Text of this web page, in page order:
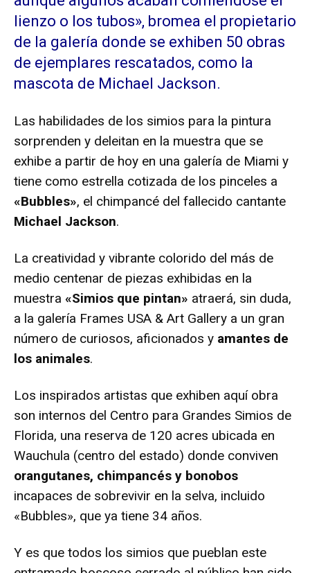
lienzo o los tubos», bromea el propietario
de la galería donde se exhiben 50 obras
de ejemplares rescatados, como la
mascota de Michael Jackson.
Las habilidades de los simios para la pintura
sorprenden y deleitan en la muestra que se
exhibe a partir de hoy en una galería de Miami y
tiene como estrella cotizada de los pinceles a
«Bubbles», el chimpancé del fallecido cantante
Michael Jackson.
La creatividad y vibrante colorido del más de
medio centenar de piezas exhibidas en la
muestra «Simios que pintan» atraerá, sin duda,
a la galería Frames USA & Art Gallery a un gran
número de curiosos, aficionados y amantes de
los animales.
Los inspirados artistas que exhiben aquí obra
son internos del Centro para Grandes Simios de
Florida, una reserva de 120 acres ubicada en
Wauchula (centro del estado) donde conviven
orangutanes, chimpancés y bonobos
incapaces de sobrevivir en la selva, incluido
«Bubbles», que ya tiene 34 años.
Y es que todos los simios que pueblan este